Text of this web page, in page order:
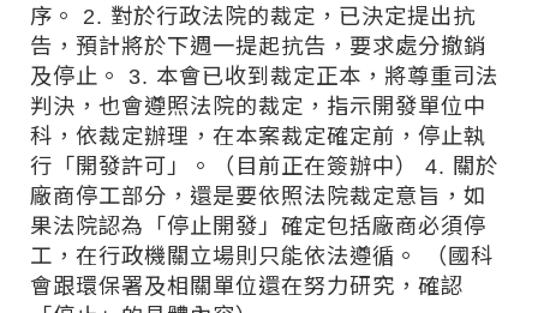
序。 2. 對於行政法院的裁定，已決定提出抗
告，預計將於下週一提起抗告，要求處分撤銷
及停止。 3. 本會已收到裁定正本，將尊重司法
判決，也會遵照法院的裁定，指示開發單位中
科，依裁定辦理，在本案裁定確定前，停止執
行「開發許可」。（目前正在簽辦中） 4. 關於
廠商停工部分，還是要依照法院裁定意旨，如
果法院認為「停止開發」確定包括廠商必須停
工，在行政機關立場則只能依法遵循。 （國科
會跟環保署及相關單位還在努力研究，確認